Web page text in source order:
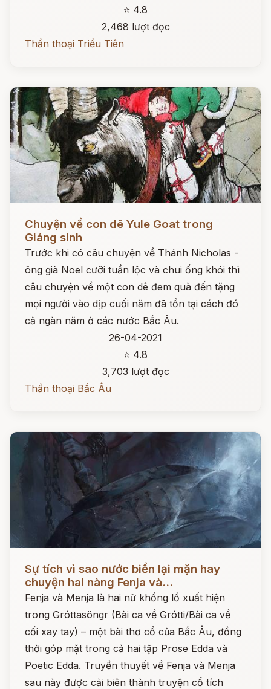
⭐ 4.8
2,468 lượt đọc
Thần thoại Triều Tiên
Chuyện về con dê Yule Goat trong
Giáng sinh
Trước khi có câu chuyện về Thánh Nicholas -
ông già Noel cưỡi tuần lộc và chui ống khói thì
câu chuyện về một con dê đem quà đến tặng
mọi người vào dịp cuối năm đã tồn tại cách đó
cả ngàn năm ở các nước Bắc Âu.
26-04-2021
⭐ 4.8
3,703 lượt đọc
Thần thoại Bắc Âu
Sự tích vì sao nước biển lại mặn hay
chuyện hai nàng Fenja và...
Fenja và Menja là hai nữ khổng lồ xuất hiện
trong Gróttasöngr (Bài ca về Grótti/Bài ca về
cối xay tay) – một bài thơ cổ của Bắc Âu, đồng
thời góp mặt trong cả hai tập Prose Edda và
Poetic Edda. Truyền thuyết về Fenja và Menja
sau này được cải biên thành truyện cổ tích